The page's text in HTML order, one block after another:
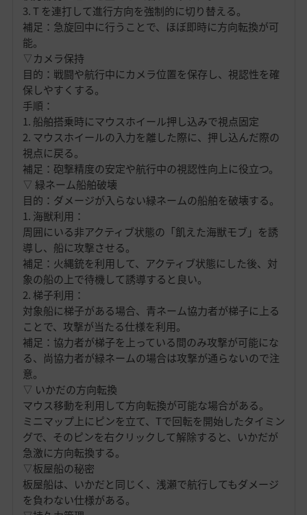
3. T を連打して進行方向を強制的に切り替える。
補足：急旋回中に行うことで、ほぼ即時に方向転換が可
能。
▽カメラ保持
目的：戦闘や航行中にカメラ位置を保存し、視認性を確
保しやすくする。
手順：
1. 船舶搭乗時にマウスホイール押し込みで視点固定
2. マウスホイールの入力を離した際に、押し込んだ際の
視点に戻る。
補足：砲撃精度の安定や航行中の視認性向上に役立つ。
▽ 緑ネーム船舶破壊
目的：ダメージが入らない緑ネームの船舶を破壊する。
1. 海獣利用：
周囲にいる非アクティブ状態の「飢えた海獣モブ」を誘
導し、船に攻撃させる。
補足：火縄銃を利用して、アクティブ状態にした後、対
象の船の上で待機して誘導すると良い。
2. 梯子利用：
対象船に梯子がある場合、青ネーム協力者が梯子に上る
ことで、攻撃が当たる仕様を利用。
補足：協力者が梯子を上っている間のみ攻撃が可能にな
る、尚協力者が緑ネームの場合は攻撃が通らないので注
意。
▽ いかだの方向転換
マウス移動を利用して方向転換が可能な場合がある。
ミニマップ上にピンを立て、Tで回転を開始したタイミン
グで、そのピンを右クリックして解除すると、いかだが
急激に方向転換する。
▽板屋船の秘密
板屋船は、いかだと同じく、浅瀬で航行してもダメージ
を負わない仕様がある。